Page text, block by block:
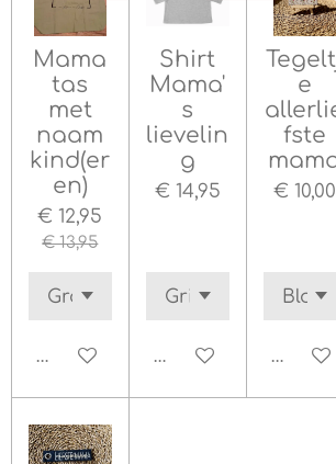
Mama
tas
met
naam
kind(er
en)
€ 12,95
€ 13,95
Bekijk details
Shirt
Mama'
s
lievelin
g
€ 14,95
In winkelwagen
e
fste
€ 10,00
Bekijk